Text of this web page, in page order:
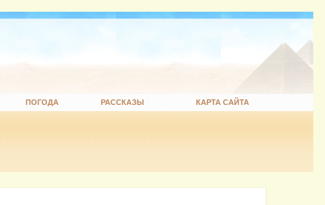
ПОГОДА РАССКАЗЫ КАРТА САЙТА